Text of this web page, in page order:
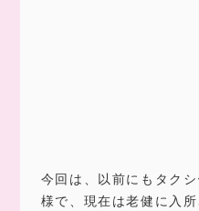
今回は、以前にもタク
様で、現在は老健に入